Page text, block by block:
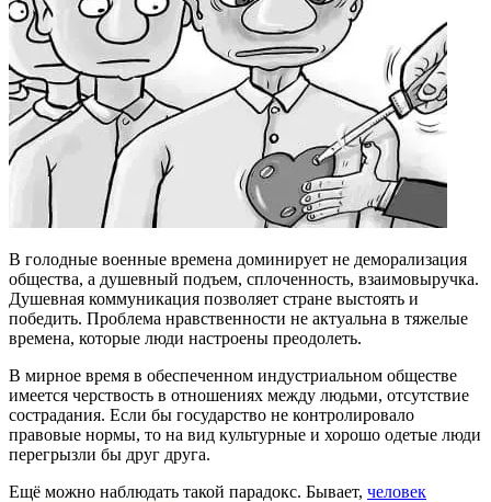
В голодные военные времена доминирует не деморализация
общества, а душевный подъем, сплоченность, взаимовыручка.
Душевная коммуникация позволяет стране выстоять и
победить. Проблема нравственности не актуальна в тяжелые
времена, которые люди настроены преодолеть.
В мирное время в обеспеченном индустриальном обществе
имеется черствость в отношениях между людьми, отсутствие
сострадания. Если бы государство не контролировало
правовые нормы, то на вид культурные и хорошо одетые люди
перегрызли бы друг друга.
Ещё можно наблюдать такой парадокс. Бывает, человек